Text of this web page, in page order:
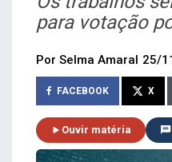
para votação
Por Selma Amaral 25/
FACEBOOK X
Ouvir matéria